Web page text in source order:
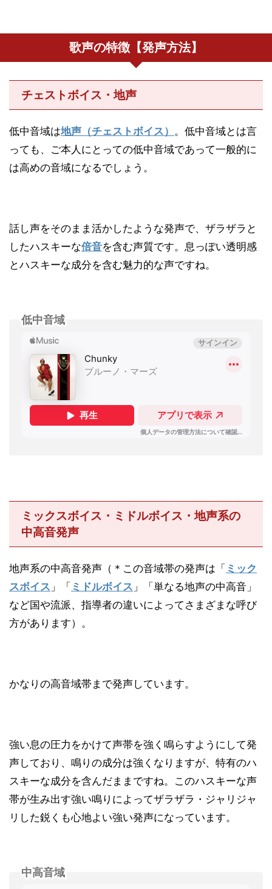
歌声の特徴【発声方法】
チェストボイス・地声
低中音域は地声（チェストボイス） 。低中音域とは言
っても、ご本人にとっての低中音域であって一般的に
は高めの音域になるでしょう。
話し声をそのまま活かしたような発声で、ザラザラと
したハスキーな倍音を含む声質です。息っぽい透明感
とハスキーな成分を含む魅力的な声ですね。
低中音域
ミックスボイス・ミドルボイス・地声系の
中高音発声
地声系の中高音発声（＊この音域帯の発声は「 ミック
スボイス 」「 ミドルボイス 」「単なる地声の中高音」
など国や流派、指導者の違いによってさまざまな呼び
方があります）。
かなりの高音域帯まで発声しています。
強い息の圧力をかけて声帯を強く鳴らすようにして発
声しており、鳴りの成分は強くなりますが、特有のハ
スキーな成分を含んだままですね。このハスキーな声
帯が生み出す強い鳴りによってザラザラ・ジャリジャ
リした鋭くも心地よい強い発声になっています。
中高音域